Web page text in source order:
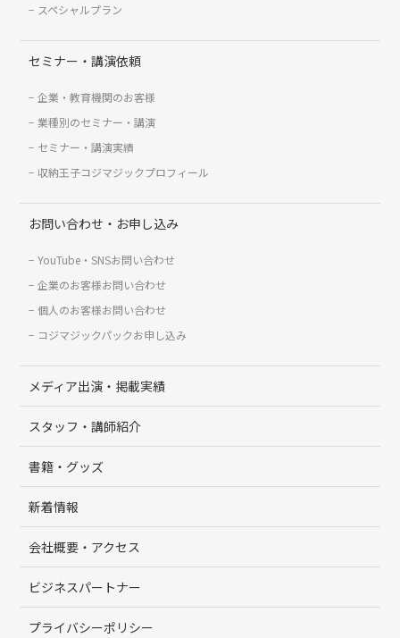
スペシャルプラン
セミナー・講演依頼
企業・教育機関のお客様
業種別のセミナー・講演
セミナー・講演実績
収納王子コジマジックプロフィール
お問い合わせ・お申し込み
YouTube・SNSお問い合わせ
企業のお客様お問い合わせ
個人のお客様お問い合わせ
コジマジックパックお申し込み
メディア出演・掲載実績
スタッフ・講師紹介
書籍・グッズ
新着情報
会社概要・アクセス
ビジネスパートナー
プライバシーポリシー